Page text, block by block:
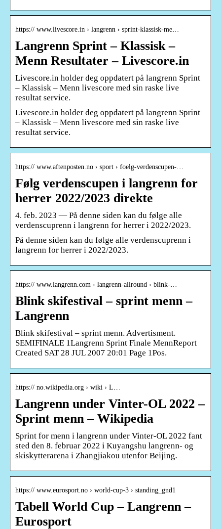
https:// www.livescore.in › langrenn › sprint-klassisk-me…
Langrenn Sprint – Klassisk –
Menn Resultater – Livescore.in
Livescore.in holder deg oppdatert på langrenn Sprint
– Klassisk – Menn livescore med sin raske live
resultat service.
Livescore.in holder deg oppdatert på langrenn Sprint
– Klassisk – Menn livescore med sin raske live
resultat service.
https:// www.aftenposten.no › sport › foelg-verdenscupen-…
Følg verdenscupen i langrenn for
herrer 2022/2023 direkte
4. feb. 2023 — På denne siden kan du følge alle
verdenscuprenn i langrenn for herrer i 2022/2023.
På denne siden kan du følge alle verdenscuprenn i
langrenn for herrer i 2022/2023.
https:// www.langrenn.com › langrenn-allround › blink-…
Blink skifestival – sprint menn –
Langrenn
Blink skifestival – sprint menn. Advertisment.
SEMIFINALE 1Langrenn Sprint Finale MennReport
Created SAT 28 JUL 2007 20:01 Page 1Pos.
https:// no.wikipedia.org › wiki › L…
Langrenn under Vinter-OL 2022 –
Sprint menn – Wikipedia
Sprint for menn i langrenn under Vinter-OL 2022 fant
sted den 8. februar 2022 i Kuyangshu langrenn- og
skiskytterarena i Zhangjiakou utenfor Beijing.
https:// www.eurosport.no › world-cup-3 › standing_gnd1
Tabell World Cup – Langrenn –
Eurosport